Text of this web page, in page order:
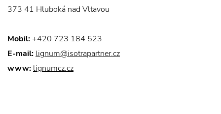
373 41 Hluboká nad Vltavou
Mobil: +420 723 184 523
E-mail: lignum@isotrapartner.cz
www: lignumcz.cz